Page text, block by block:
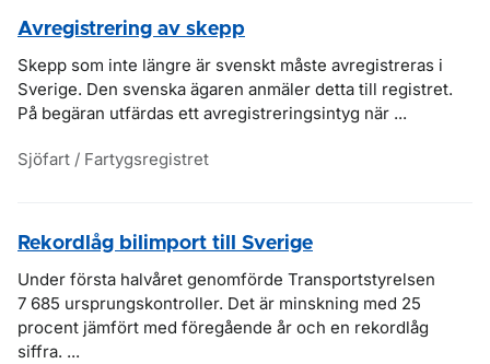
Avregistrering av skepp
Skepp som inte längre är svenskt måste avregistreras i
Sverige. Den svenska ägaren anmäler detta till registret.
På begäran utfärdas ett avregistreringsintyg när ...
Sjöfart / Fartygsregistret
Rekordlåg bilimport till Sverige
Under första halvåret genomförde Transportstyrelsen
7 685 ursprungskontroller. Det är minskning med 25
procent jämfört med föregående år och en rekordlåg
siffra. ...